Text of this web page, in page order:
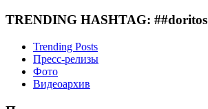
TRENDING HASHTAG: ##doritos
Trending Posts
Пресс-релизы
Фото
Видеоархив